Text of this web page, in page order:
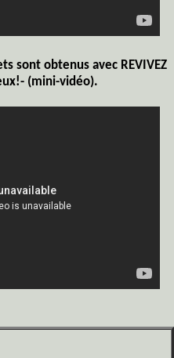
sont obtenus avec REVIVEZ
(mini-vidéo).